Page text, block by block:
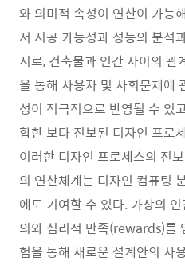
와 의미적 속성이 연산이 가능
서 시공 가능성과 성능의 분석
지로, 건축물과 인간 사이의 관
을 통해 사용자 및 사회문제에
성이 적극적으로 반영될 수 있
합한 보다 진보된 디자인 프로
이러한 디자인 프로세스의 진
의 연산체계는 디자인 컴퓨팅
에도 기여할 수 있다. 가상의
의와 심리적 만족(rewards)를
험을 통해 새로운 설계안의 사